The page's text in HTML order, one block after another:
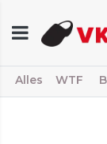
Alles WTF